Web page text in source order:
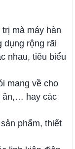
mà máy hàn
dụng rộng rãi
nhau, tiêu biểu
mang về cho
ăn,… hay các
phẩm, thiết